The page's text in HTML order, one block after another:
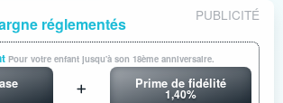
réglementés PUBLICITÉ
Pour votre enfant jusqu'à son 18ème anniversaire.
Prime de fidélité
1,40%